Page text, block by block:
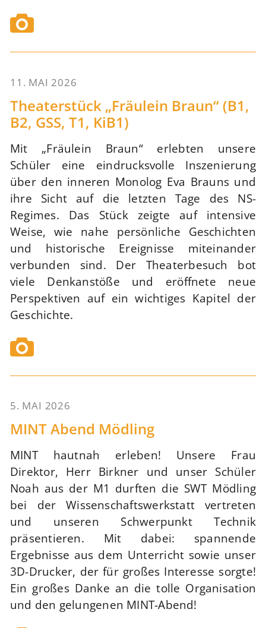
11. MAI 2026
Theaterstück „Fräulein Braun“ (B1,
B2, GSS, T1, KiB1)
Mit „Fräulein Braun“ erlebten unsere
Schüler eine eindrucksvolle Inszenierung
über den inneren Monolog Eva Brauns und
ihre Sicht auf die letzten Tage des NS-
Regimes. Das Stück zeigte auf intensive
Weise, wie nahe persönliche Geschichten
und historische Ereignisse miteinander
verbunden sind. Der Theaterbesuch bot
viele Denkanstöße und eröffnete neue
Perspektiven auf ein wichtiges Kapitel der
Geschichte.
5. MAI 2026
MINT Abend Mödling
MINT hautnah erleben! Unsere Frau
Direktor, Herr Birkner und unser Schüler
Noah aus der M1 durften die SWT Mödling
bei der Wissenschaftswerkstatt vertreten
und unseren Schwerpunkt Technik
präsentieren. Mit dabei: spannende
Ergebnisse aus dem Unterricht sowie unser
3D-Drucker, der für großes Interesse sorgte!
Ein großes Danke an die tolle Organisation
und den gelungenen MINT-Abend!